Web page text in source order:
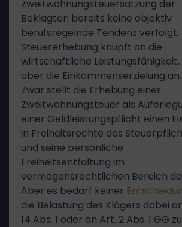
Zweitwohnungsteuersatzung der
Beklagten bereits keine objektiv
berufsregelnde Tendenz verfolgt.
Steuererhebung knüpft an die
wirtschaftliche
aber die Einkommenserzielung an.
Zwar stellt die Erhebung einer
Zweitwohnungsteuer als
einer Geldleistungspflicht einen
in Freiheitsrechte des
und seine persönliche
Freiheitsentfaltung im
vermögensrechtlichen Bereich
Aber es bedarf keiner
die Belastung des Klägers dabei
14 Abs. 1 oder an Art. 2 Abs. 1 GG zu